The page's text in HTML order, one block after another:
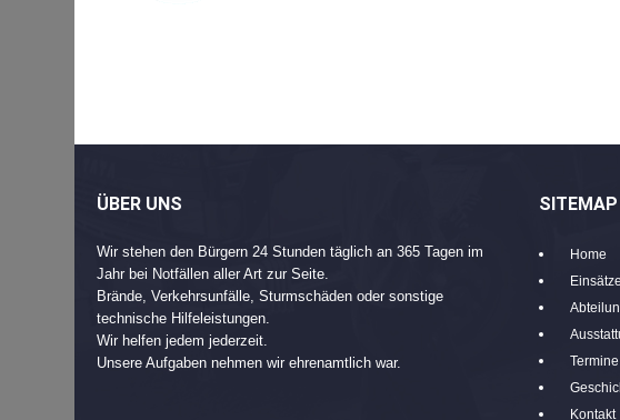
ÜBER UNS
Wir stehen den Bürgern 24 Stunden täglich an 365 Tagen im
Jahr bei Notfällen aller Art zur Seite.
Brände, Verkehrsunfälle, Sturmschäden oder sonstige
technische Hilfeleistungen.
Wir helfen jedem jederzeit.
Unsere Aufgaben nehmen wir ehrenamtlich war.
SITEMAP
Home
Einsätze
Termine
Kontakt